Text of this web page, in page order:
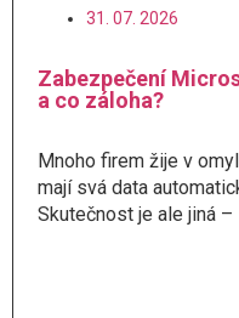
31. 07. 2026
Zabezpečení
a co záloha?
Mnoho firem žije v
mají svá data
Skutečnost je ale jiná –